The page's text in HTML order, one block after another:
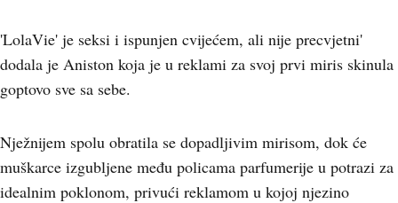
'LolaVie' je seksi i ispunjen cvijećem, ali nije precvjetni'
dodala je Aniston koja je u reklami za svoj prvi miris skinula
goptovo sve sa sebe.
Nježnijem spolu obratila se dopadljivim mirisom, dok će
muškarce izgubljene među policama parfumerije u potrazi za
idealnim poklonom, privući reklamom u kojoj njezino